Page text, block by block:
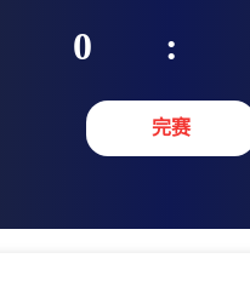
0 :
完赛